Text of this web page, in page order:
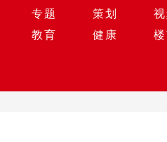
专题 策划
教育 健康